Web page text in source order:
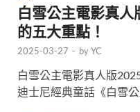
白雪公主電影真
的五大重點！
2025-03-27 - byYC
白雪公主電影真人版
迪士尼經典童話《白雪